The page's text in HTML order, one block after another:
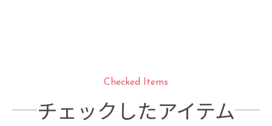
Checked Items
チェックしたアイテム